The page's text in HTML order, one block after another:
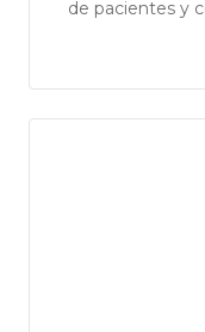
de pacientes y